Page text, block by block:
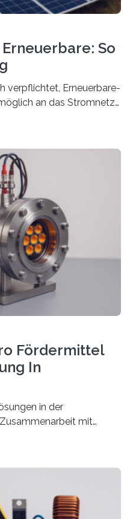
So
verpflichtet, Erneuerbare-
an das Stromnetz
Netzausbau hinkt
in einem
– inklusive der
Der
Energien-Anlagen
für die Energiewende.
Netz kann kein Strom
Erneuerbare-Energien-
Fördermittel
In
in der
mit
Projekte zu
vom Europäischen
– mit einer